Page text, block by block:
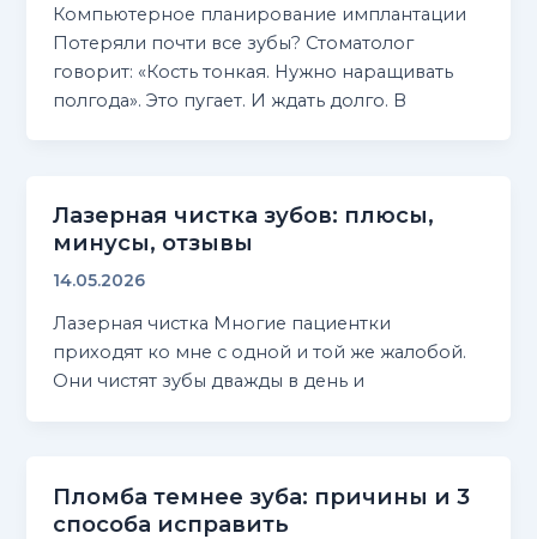
Компьютерное планирование имплантации
Потеряли почти все зубы? Стоматолог
говорит: «Кость тонкая. Нужно наращивать
полгода». Это пугает. И ждать долго. В
Лазерная чистка зубов: плюсы,
минусы, отзывы
14.05.2026
Лазерная чистка Многие пациентки
приходят ко мне с одной и той же жалобой.
Они чистят зубы дважды в день и
Пломба темнее зуба: причины и 3
способа исправить